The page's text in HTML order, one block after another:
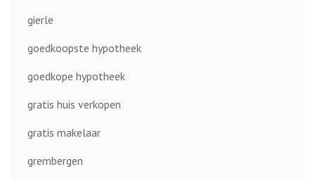
gierle
goedkoopste hypotheek
goedkope hypotheek
gratis huis verkopen
gratis makelaar
grembergen